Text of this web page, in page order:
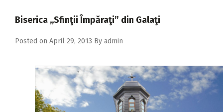
2017
2016
Biserica ,,Sfinţii Împăraţi” din Galaţi
Posted on April 29, 2013 By admin